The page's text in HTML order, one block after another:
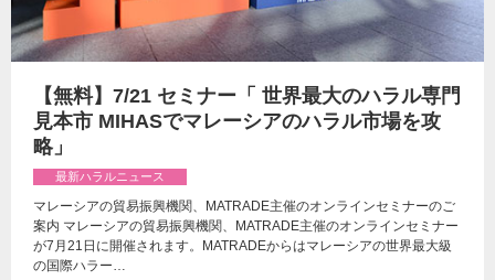
【無料】7/21 セミナー「 世界最大のハラル専門
見本市 MIHASでマレーシアのハラル市場を攻
略」
最新ハラルニュース
マレーシアの貿易振興機関、MATRADE主催のオンラインセミナーのご
案内 マレーシアの貿易振興機関、MATRADE主催のオンラインセミナー
が7月21日に開催されます。MATRADEからはマレーシアの世界最大級
の国際ハラー…